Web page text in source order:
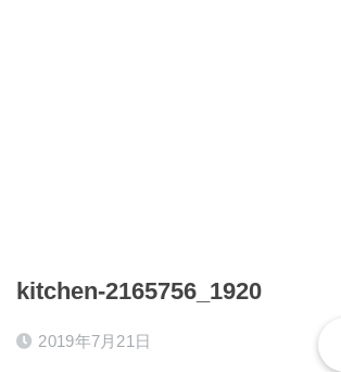
kitchen-2165756_1920
2019年7月21日